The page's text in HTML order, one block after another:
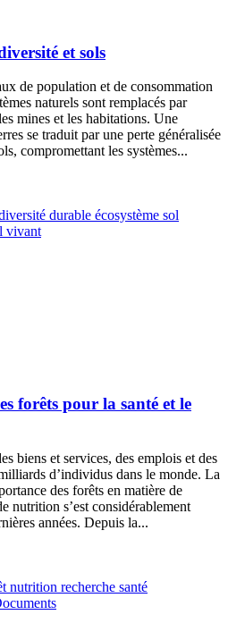
et sols
de population et de consommation
naturels sont remplacés par
mines et les habitations. Une
se traduit par une perte généralisée
compromettant les systèmes...
durable écosystème sol
vivant
forêts pour la santé et le
biens et services, des emplois et des
d’individus dans le monde. La
des forêts en matière de
nutrition s’est considérablement
années. Depuis la...
nutrition recherche santé